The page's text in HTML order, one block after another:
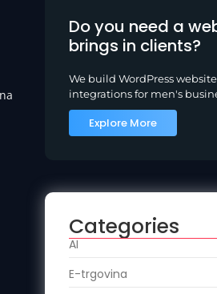
Do you need a
brings in clients?
We build WordPress
integrations for men's
Explore More
Categories
AI
E-trgovina